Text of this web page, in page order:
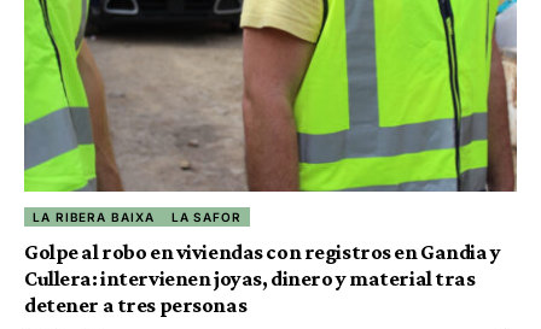
LA RIBERA BAIXA LA SAFOR
Golpe al robo en viviendas con registros en Gandia y
Cullera: intervienen joyas, dinero y material tras
detener a tres personas